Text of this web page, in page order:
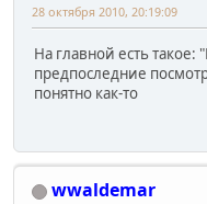
28 октября 2010, 20:19:09
На главной есть
предпоследние
понятно как-то
wwaldemar